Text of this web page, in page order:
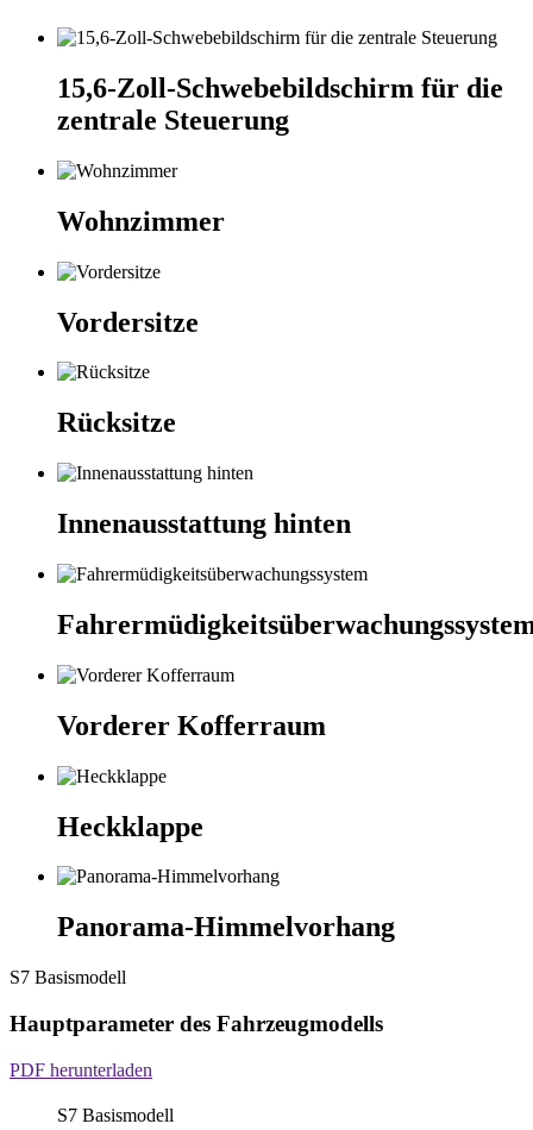
15,6-Zoll-Schwebebildschirm für die
zentrale Steuerung
Wohnzimmer
Vordersitze
Rücksitze
Innenausstattung hinten
Vorderer Kofferraum
Heckklappe
Panorama-Himmelvorhang
S7 Basismodell
Hauptparameter des Fahrzeugmodells
PDF herunterladen
S7 Basismodell